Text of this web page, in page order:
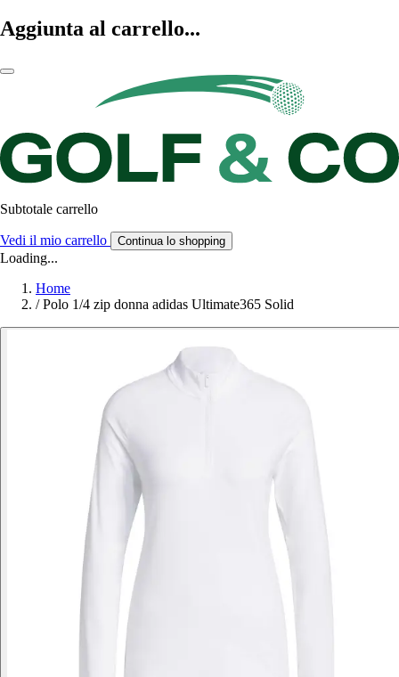
Aggiunta al carrello...
Subtotale carrello
Vedi il mio carrello Continua lo shopping
Loading...
Home
/ Polo 1/4 zip donna adidas Ultimate365 Solid